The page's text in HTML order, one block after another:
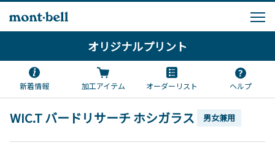
オリジナルプリント
新着情報 加工アイテム オーダーリスト ヘルプ
WIC.T バードリサーチ ホシガラス 男女兼用